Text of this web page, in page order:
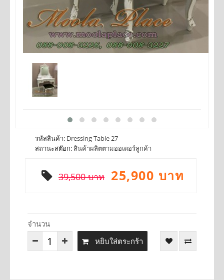
รหัสสินค้า: Dressing Table 27
สถานะสต๊อก: สินค้าผลิตตามออเดอร์ลูกค้า
39,500 บาท 25,900 บาท
จำนวน
หยิบใส่ตระกร้า